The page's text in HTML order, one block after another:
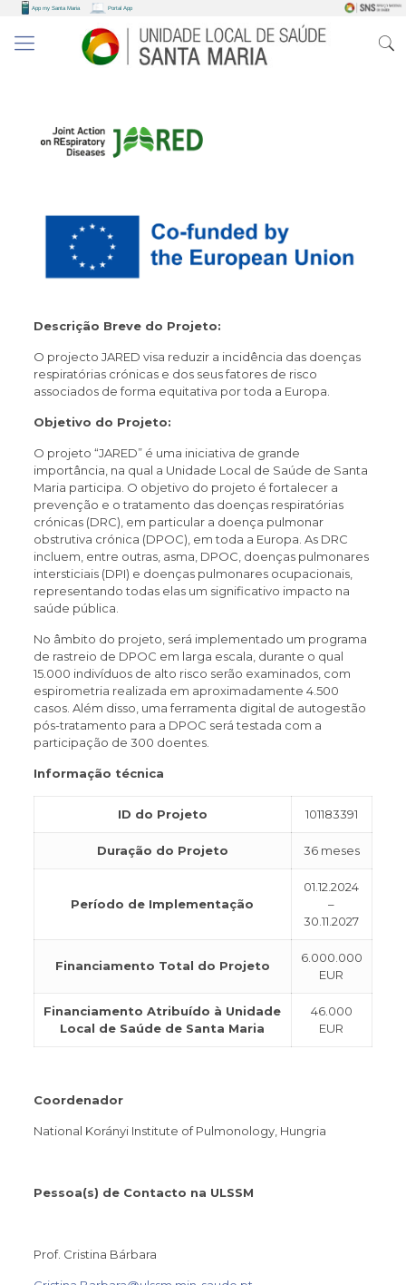
Descrição Breve do Projeto:
O projecto JARED visa reduzir a incidência das doenças
respiratórias crónicas e dos seus fatores de risco
associados de forma equitativa por toda a Europa.
Objetivo do Projeto:
O projeto “JARED” é uma iniciativa de grande
importância, na qual a Unidade Local de Saúde de Santa
Maria participa. O objetivo do projeto é fortalecer a
prevenção e o tratamento das doenças respiratórias
crónicas (DRC), em particular a doença pulmonar
obstrutiva crónica (DPOC), em toda a Europa. As DRC
incluem, entre outras, asma, DPOC, doenças pulmonares
intersticiais (DPI) e doenças pulmonares ocupacionais,
representando todas elas um significativo impacto na
saúde pública.
No âmbito do projeto, será implementado um programa
de rastreio de DPOC em larga escala, durante o qual
15.000 indivíduos de alto risco serão examinados, com
espirometria realizada em aproximadamente 4.500
casos. Além disso, uma ferramenta digital de autogestão
pós-tratamento para a DPOC será testada com a
participação de 300 doentes.
Informação técnica
ID do Projeto 101183391
Duração do Projeto 36 meses
Período de Implementação
01.12.2024
–
30.11.2027
Financiamento Total do Projeto
6.000.000
EUR
Financiamento Atribuído à Unidade
Local de Saúde de Santa Maria
46.000
EUR
Coordenador
National Korányi Institute of Pulmonology, Hungria
Pessoa(s) de Contacto na ULSSM
Prof. Cristina Bárbara